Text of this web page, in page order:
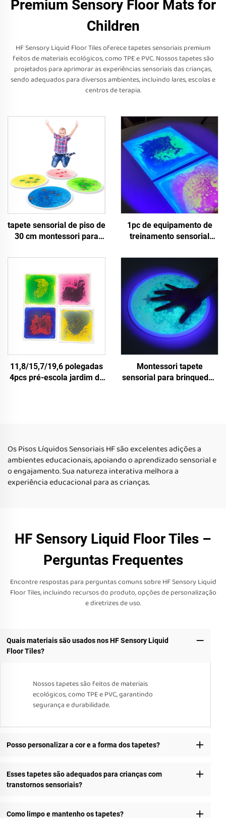
Premium Sensory Floor Mats for
Children
HF Sensory Liquid Floor Tiles oferece tapetes sensoriais premium
feitos de materiais ecológicos, como TPE e PVC. Nossos tapetes são
projetados para aprimorar as experiências sensoriais das crianças,
sendo adequados para diversos ambientes, incluindo lares, escolas e
centros de terapia.
tapete sensorial de piso de
30 cm montessori para
infantis uv azulejos de
reflexivos para brinquedos
de fidgets
1pc de equipamento de
treinamento sensorial
stress UV líquido sensorial
tapete de chão brinquedos
sensoriais para crianças
com necessidades
especiais autismo
11,8/15,7/19,6 polegadas
4pcs pré-escola jardim de
Montessori tapete
sensorial para brinquedos
Os Pisos Líquidos Sensoriais HF são excelentes adições a
ambientes educacionais, apoiando o aprendizado sensorial e
o engajamento. Sua natureza interativa melhora a
experiência educacional para as crianças.
HF Sensory Liquid Floor Tiles –
Perguntas Frequentes
Encontre respostas para perguntas comuns sobre HF Sensory Liquid
Floor Tiles, incluindo recursos do produto, opções de personalização
e diretrizes de uso.
Quais materiais são usados nos HF Sensory Liquid
Floor Tiles?
Nossos tapetes são feitos de materiais
ecológicos, como TPE e PVC, garantindo
segurança e durabilidade.
Posso personalizar a cor e a forma dos tapetes?
Esses tapetes são adequados para crianças com
transtornos sensoriais?
Como limpo e mantenho os tapetes?